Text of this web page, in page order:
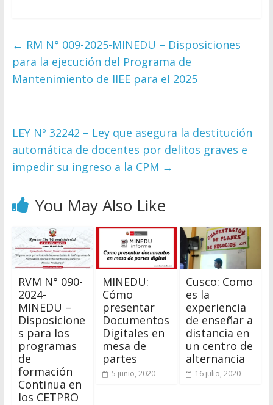
← RM N° 009-2025-MINEDU – Disposiciones
para la ejecución del Programa de
Mantenimiento de IIEE para el 2025
LEY Nº 32242 – Ley que asegura la destitución
automática de docentes por delitos graves e
impedir su ingreso a la CPM →
You May Also Like
RVM N° 090-
2024-
MINEDU –
Disposicione
s para los
programas
de
formación
Continua en
los CETPRO
MINEDU:
Cómo
presentar
Documentos
Digitales en
mesa de
partes
5 junio, 2020
Cusco: Como
es la
experiencia
de enseñar a
distancia en
un centro de
alternancia
16 julio, 2020